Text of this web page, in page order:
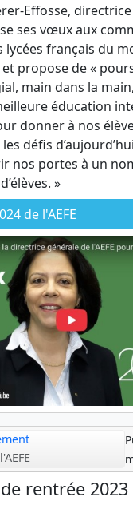
Effosse,
ses vœux aux
lycées français du
et propose de «
main dans la
éducation
donner à nos
défis
nos portes à un
»
de l'AEFE
rentrée 2023